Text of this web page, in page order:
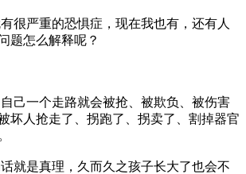
很严重的恐惧症，现在我也有，还有人
题怎么解释呢？
己一个走路就会被抢、被欺负、被伤害
坏人抢走了、拐跑了、拐卖了、割掉器官
就是真理，久而久之孩子长大了也会不